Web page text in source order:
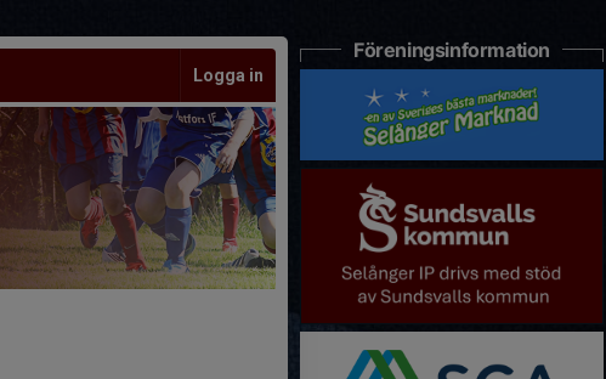
Logga in
Föreningsinformation